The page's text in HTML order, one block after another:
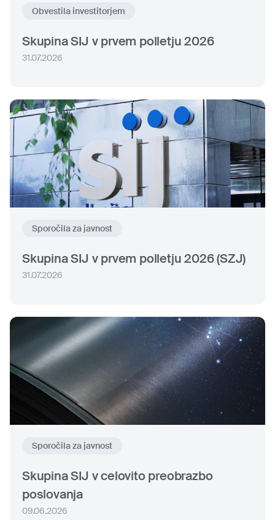
Obvestila investitorjem
Skupina SIJ v prvem polletju 2026
31.07.2026
Sporočila za javnost
Skupina SIJ v prvem polletju 2026 (SZJ)
31.07.2026
Sporočila za javnost
Skupina SIJ v celovito preobrazbo
poslovanja
09.06.2026